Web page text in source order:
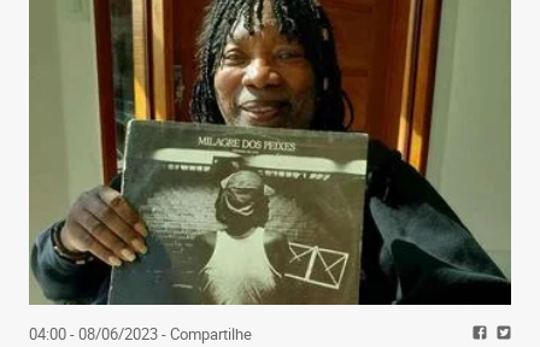
04:00 - 08/06/2023- Compartilhe